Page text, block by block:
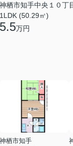
神栖市知手中央１０丁
1LDK (50.29㎡)
5.5万円
神栖市知手